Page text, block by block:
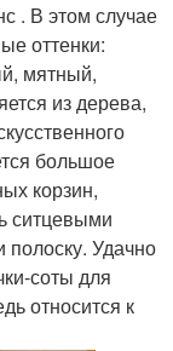
. В этом случае
оттенки:
мятный,
из дерева,
большое
корзин,
ситцевыми
полоску. Удачно
соты для
относится к